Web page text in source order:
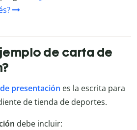
de carta de
presentación es la escrita para
de tienda de deportes.
debe incluir: